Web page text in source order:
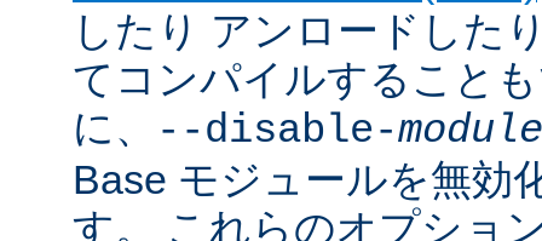
したり アンロードした
てコンパイルすること
に、
--disable-module
Base モジュールを無効
す。 これらのオプショ